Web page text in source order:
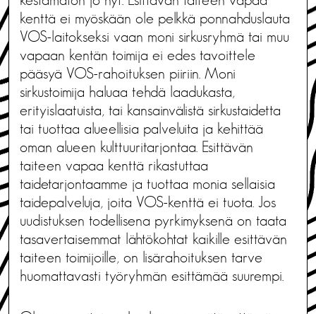
kenttä ei myöskään ole pelkkä ponnahduslauta
VOS-laitokseksi vaan moni sirkusryhmä tai muu
vapaan kentän toimija ei edes tavoittele
pääsyä VOS-rahoituksen piiriin. Moni
sirkustoimija haluaa tehdä laadukasta,
erityislaatuista, tai kansainvälistä sirkustaidetta
tai tuottaa alueellisia palveluita ja kehittää
oman alueen kulttuuritarjontaa. Esittävän
taiteen vapaa kenttä rikastuttaa
taidetarjontaamme ja tuottaa monia sellaisia
taidepalveluja, joita VOS-kenttä ei tuota. Jos
uudistuksen todellisena pyrkimyksenä on taata
tasavertaisemmat lähtökohtat kaikille esittävän
taiteen toimijoille, on lisärahoituksen tarve
huomattavasti työryhmän esittämää suurempi.